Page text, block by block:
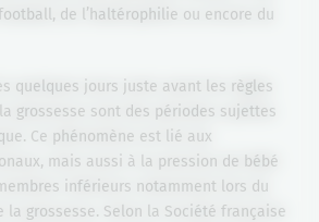
de l’haltérophilie ou encore du
quelques jours juste avant les règles
grossesse sont des périodes sujettes
Ce phénomène est lié aux
mais aussi à la pression de bébé
inférieurs notamment lors du
grossesse. Selon la Société française